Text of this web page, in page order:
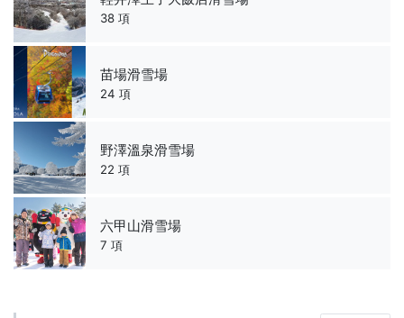
38 項
苗場滑雪場
24 項
野澤溫泉滑雪場
22 項
六甲山滑雪場
7 項